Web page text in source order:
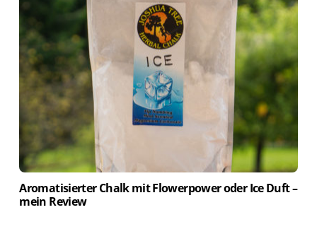
Aromatisierter Chalk mit Flowerpower oder Ice Duft –
mein Review